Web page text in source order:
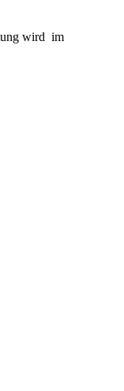
wird im